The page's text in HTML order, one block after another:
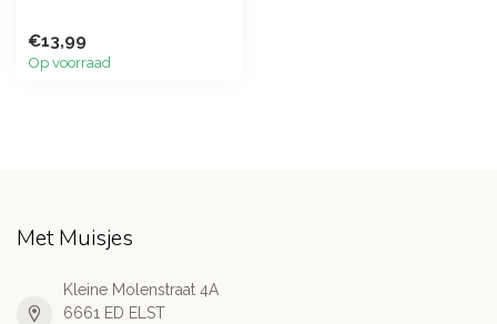
€13,99
Op voorraad
Met Muisjes
Kleine Molenstraat 4A
6661 ED ELST